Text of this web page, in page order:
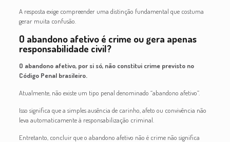
A resposta exige compreender uma distinção fundamental que costuma
gerar muita confusão.
O abandono afetivo é crime ou gera apenas
responsabilidade civil?
O abandono afetivo, por si só, não constitui crime previsto no
Código Penal brasileiro.
Atualmente, não existe um tipo penal denominado “abandono afetivo”.
Isso significa que a simples ausência de carinho, afeto ou convivência não
leva automaticamente à responsabilização criminal.
Entretanto, concluir que o abandono afetivo não é crime não significa